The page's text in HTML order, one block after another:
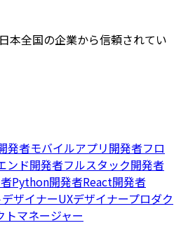
本全国の企業から信頼されてい
発者モバイルアプリ開発者フロ
ンド開発者フルスタック開発者
Python開発者React開発者
ザイナーUXデザイナープロダク
トマネージャー